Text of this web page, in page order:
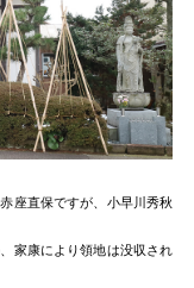
座直保ですが、小早川秀秋
家康により領地は没収され